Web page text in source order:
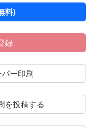
料)
録
ー印刷
を投稿する